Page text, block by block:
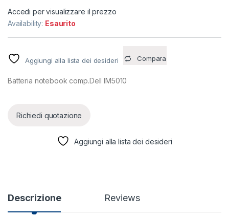
Accedi per visualizzare il prezzo
Availability: Esaurito
Aggiungi alla lista dei desideri Compara
Batteria notebook comp.Dell IM5010
Richiedi quotazione
Aggiungi alla lista dei desideri
Descrizione Reviews